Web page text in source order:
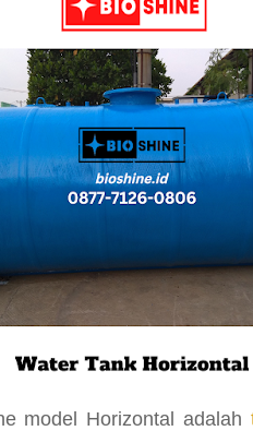
model Horizontal adalah